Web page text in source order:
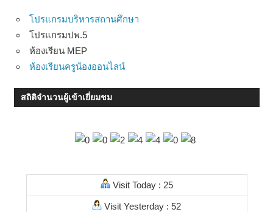
โปรแกรมบริหารสถานศึกษา
โปรแกรมปพ.5
ห้องเรียน MEP
ห้องเรียนครูน้องออนไลน์
สถิติจำนวนผู้เข้าเยี่ยมชม
Visit Today : 25
Visit Yesterday : 52